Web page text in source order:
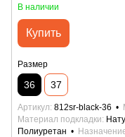
В наличии
Купить
Размер
36 37
Артикул 812sr-black-36
Материал подкладки
Полиуретан